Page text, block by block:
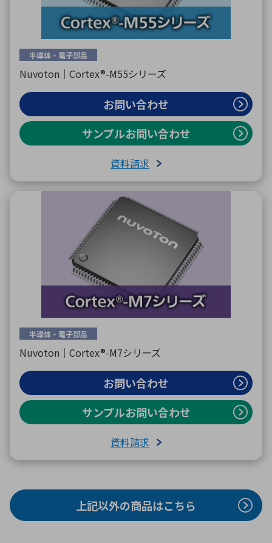
半導体・電子部品
Nuvoton｜Cortex®-M55シリーズ
お問い合わせ
サンプルお問い合わせ
資料請求
半導体・電子部品
Nuvoton｜Cortex®-M7シリーズ
お問い合わせ
サンプルお問い合わせ
資料請求
上記以外の商品はこちら